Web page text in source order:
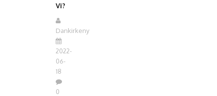
Vi?
Dankirkeny
2022-
06-
18
0